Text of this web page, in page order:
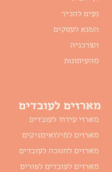
נעים להכיר
הטנא לעסקים
הצרכניה
מהעיתונות
מארזים לעובדים
מארזי עידוד לעובדים
מארזים למילואימניקים
מארזים לחנוכה לעובדים
מארזים לעובדים לפורים